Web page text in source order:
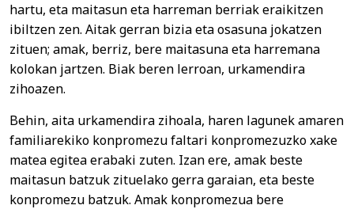
hartu, eta maitasun eta harreman berriak eraikitzen
ibiltzen zen. Aitak gerran bizia eta osasuna jokatzen
zituen; amak, berriz, bere maitasuna eta harremana
kolokan jartzen. Biak beren lerroan, urkamendira
zihoazen.
Behin, aita urkamendira zihoala, haren lagunek amaren
familiarekiko konpromezu faltari konpromezuzko xake
matea egitea erabaki zuten. Izan ere, amak beste
maitasun batzuk zituelako gerra garaian, eta beste
konpromezu batzuk. Amak konpromezua bere